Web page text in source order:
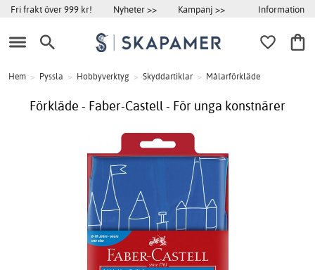
Fri frakt över 999 kr! Nyheter >> Kampanj >> Information
Hem > Pyssla > Hobbyverktyg > Skyddartiklar > Målarförkläde
Förkläde - Faber-Castell - För unga konstnärer